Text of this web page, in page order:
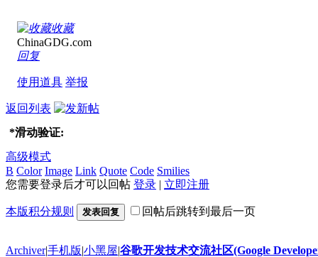
收藏
ChinaGDG.com
回复
使用道具 举报
返回列表
*滑动验证:
高级模式
B Color Image Link Quote Code Smilies
您需要登录后才可以回帖 登录 | 立即注册
本版积分规则 发表回复 回帖后跳转到最后一页
Archiver|手机版|小黑屋|谷歌开发技术交流社区(Google